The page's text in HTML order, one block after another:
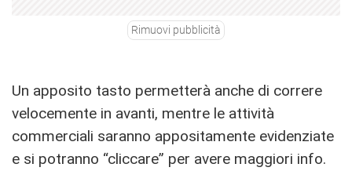
Rimuovi pubblicità
Un apposito tasto permetterà anche di correre
velocemente in avanti, mentre le attività
commerciali saranno appositamente evidenziate
e si potranno “cliccare” per avere maggiori info.